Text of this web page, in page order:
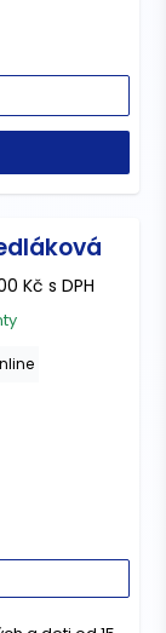
Kč s DPH